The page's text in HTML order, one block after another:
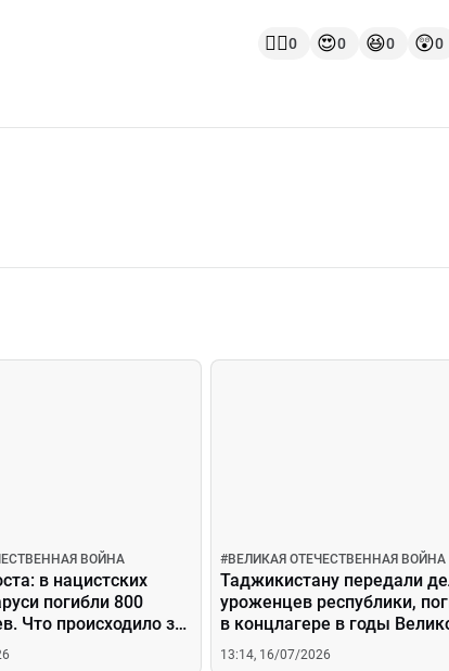
👍🏻0 😍0 😆0 😲0
ВОЙНА
в нацистских
погибли 800
Что происходило за
#ВЕЛИКАЯ ОТЕЧЕСТВЕННАЯ ВОЙНА
Таджикистану передали
уроженцев республики,
в концлагере в годы
Отечественной войны
13:14, 16/07/2026